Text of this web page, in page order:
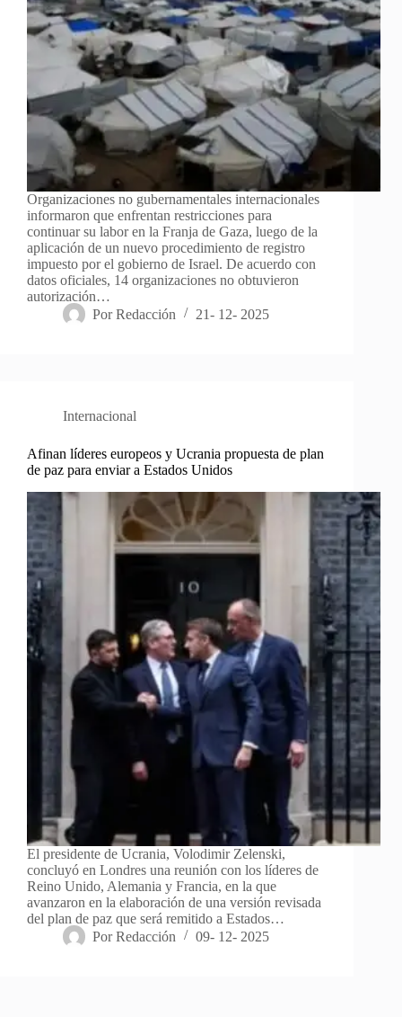
Organizaciones no gubernamentales internacionales
informaron que enfrentan restricciones para
continuar su labor en la Franja de Gaza, luego de la
aplicación de un nuevo procedimiento de registro
impuesto por el gobierno de Israel. De acuerdo con
datos oficiales, 14 organizaciones no obtuvieron
autorización…
Por Redacción 21- 12- 2025
Internacional
Afinan líderes europeos y Ucrania propuesta de plan
de paz para enviar a Estados Unidos
El presidente de Ucrania, Volodimir Zelenski,
concluyó en Londres una reunión con los líderes de
Reino Unido, Alemania y Francia, en la que
avanzaron en la elaboración de una versión revisada
del plan de paz que será remitido a Estados…
Por Redacción 09- 12- 2025